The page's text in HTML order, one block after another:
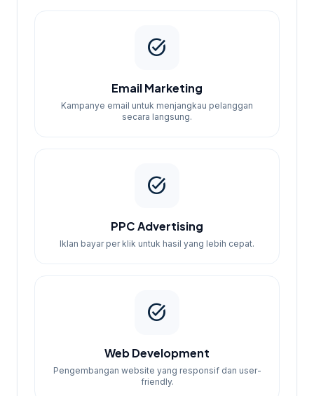
task_alt
Email Marketing
Kampanye email untuk menjangkau pelanggan
secara langsung.
task_alt
PPC Advertising
Iklan bayar per klik untuk hasil yang lebih cepat.
task_alt
Web Development
Pengembangan website yang responsif dan user-
friendly.